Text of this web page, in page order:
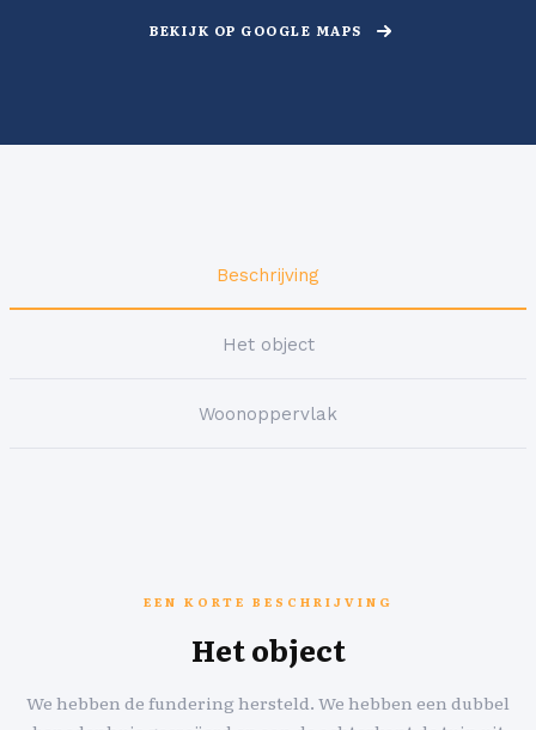
BEKIJK OP GOOGLE MAPS
Beschrijving
Het object
Woonoppervlak
EEN KORTE BESCHRIJVING
Het object
We hebben de fundering hersteld. We hebben een dubbel